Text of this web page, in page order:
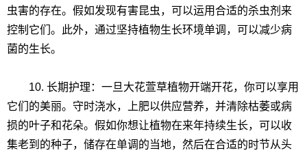
虫害的存在。假如发现有害昆虫，可以运用合适的杀虫剂来
控制它们。此外，通过坚持植物生长环境单调，可以减少病
菌的生长。
10. 长期护理：一旦大花萱草植物开端开花，你可以享用
它们的美丽。守时浇水，上肥以供应营养，并清除枯萎或病
损的叶子和花朵。假如你想让植物在来年持续生长，可以收
集老到的种子，储存在单调的当地，然后在合适的时节从头